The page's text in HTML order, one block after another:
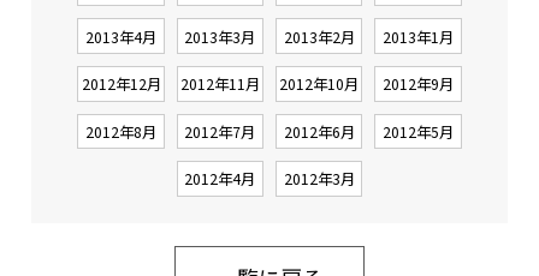
2013年4月 2013年3月 2013年2月 2013年1月
2012年12月 2012年11月 2012年10月 2012年9月
2012年8月 2012年7月 2012年6月 2012年5月
2012年4月 2012年3月